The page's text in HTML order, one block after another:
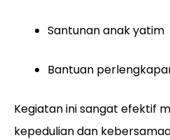
Santunan anak yatim
Bantuan
Kegiatan ini sangat efektif
kepedulian dan